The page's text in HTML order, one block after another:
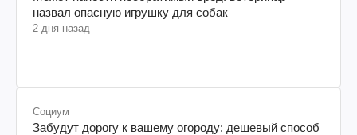
назвал опасную игрушку для собак
2 дня назад
Социум
Забудут дорогу к вашему огороду: дешевый способ